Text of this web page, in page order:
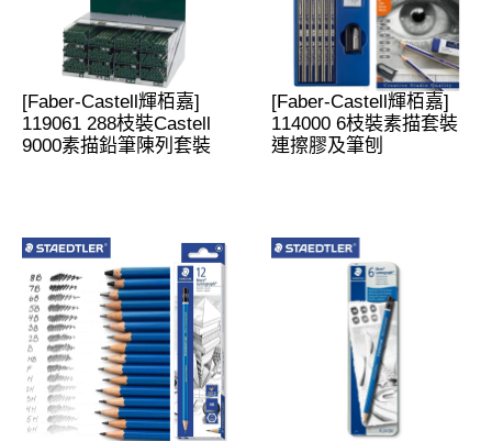
[Faber-Castell輝栢嘉]
119061 288枝裝Castell
9000素描鉛筆陳列套裝
[Faber-Castell輝栢嘉]
114000 6枝裝素描套裝
連擦膠及筆刨